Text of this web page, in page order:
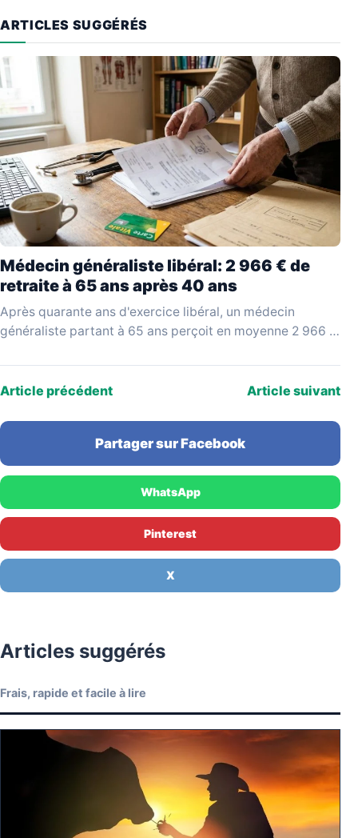
ARTICLES SUGGÉRÉS
Médecin généraliste libéral: 2 966 € de
retraite à 65 ans après 40 ans
Après quarante ans d'exercice libéral, un médecin
généraliste partant à 65 ans perçoit en moyenne 2 966 €
Article précédent Article suivant
Partager sur Facebook
WhatsApp
Pinterest
X
Articles suggérés
Frais, rapide et facile à lire